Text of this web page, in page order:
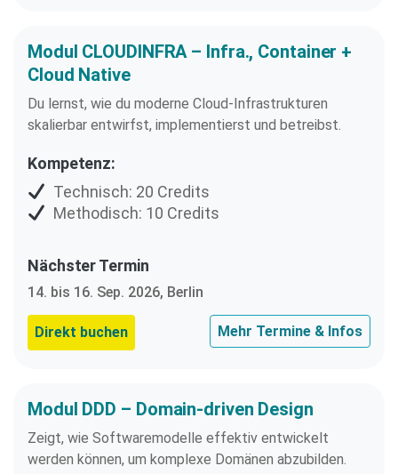
Modul CLOUDINFRA – Infra., Container +
Cloud Native
Du lernst, wie du moderne Cloud-Infrastrukturen
skalierbar entwirfst, implementierst und betreibst.
Kompetenz:
Technisch: 20 Credits
Methodisch: 10 Credits
Nächster Termin
14. bis 16. Sep. 2026, Berlin
Direkt buchen Mehr Termine & Infos
Modul DDD – Domain-driven Design
Zeigt, wie Softwaremodelle effektiv entwickelt
werden können, um komplexe Domänen abzubilden.